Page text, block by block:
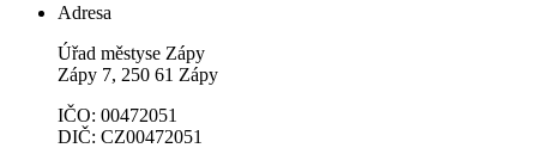
Adresa
Úřad městyse Zápy
Zápy 7, 250 61 Zápy
IČO: 00472051
DIČ: CZ00472051